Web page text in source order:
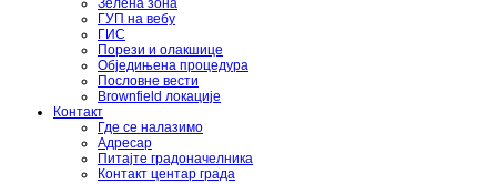
Зелена зона
ГУП на вебу
ГИС
Порези и олакшице
Обједињена процедура
Пословне вести
Brownfield локације
Контакт
Где се налазимо
Адресар
Питајте градоначелника
Контакт центар града